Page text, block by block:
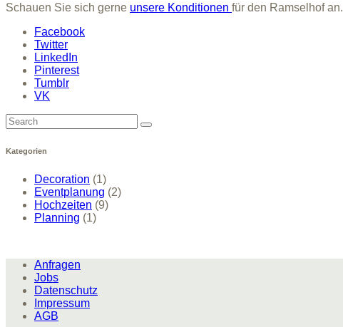
Schauen Sie sich gerne unsere Konditionen für den Ramselhof an.
Facebook
Twitter
LinkedIn
Pinterest
Tumblr
VK
Search
for:
Kategorien
Decoration (1)
Eventplanung (2)
Hochzeiten (9)
Planning (1)
Anfragen
Jobs
Datenschutz
Impressum
AGB